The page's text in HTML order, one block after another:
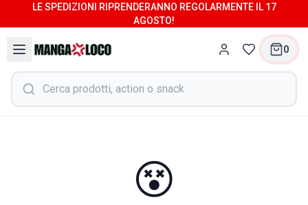
LE SPEDIZIONI RIPRENDERANNO REGOLARMENTE IL 17
AGOSTO!
0
😵